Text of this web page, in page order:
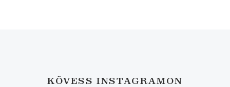
KÖVESS INSTAGRAMON